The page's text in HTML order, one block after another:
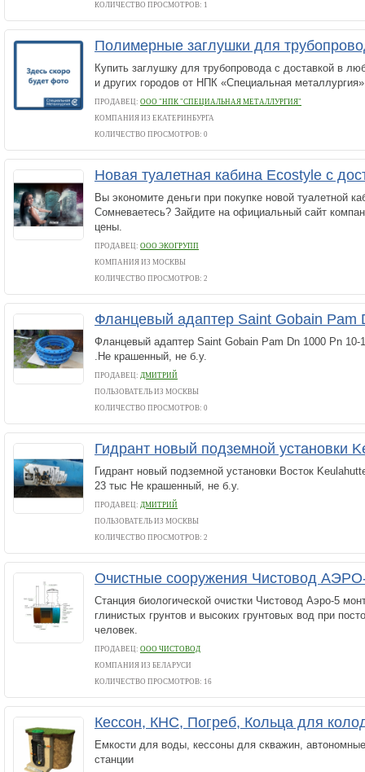
КОЛИЧЕСТВО ПРОСМОТРОВ: 1
Полимерные заглушки для
Купить заглушку для трубопровода с доставкой в
и других городов от НПК «Специальная металлургия»
ПРОДАВЕЦ: ООО "НПК "СПЕЦИАЛЬНАЯ МЕТАЛЛУРГИЯ"
КОМПАНИЯ ИЗ ЕКАТЕРИНБУРГА
КОЛИЧЕСТВО ПРОСМОТРОВ: 0
Новая туалетная кабина Ecostyle с
Вы экономите деньги при покупке новой туалетной
Сомневаетесь? Зайдите на официальный сайт
цены.
ПРОДАВЕЦ: ООО ЭКОГРУПП
КОМПАНИЯ ИЗ МОСКВЫ
КОЛИЧЕСТВО ПРОСМОТРОВ: 2
Фланцевый адаптер Saint Gobain Pam
Фланцевый адаптер Saint Gobain Pam Dn 1000 Pn 10-
.Не крашенный, не б.у.
ПРОДАВЕЦ: ДМИТРИЙ
ПОЛЬЗОВАТЕЛЬ ИЗ МОСКВЫ
КОЛИЧЕСТВО ПРОСМОТРОВ: 0
Гидрант новый подземной установки
Гидрант новый подземной установки Восток
23 тыс Не крашенный, не б.у.
ПРОДАВЕЦ: ДМИТРИЙ
ПОЛЬЗОВАТЕЛЬ ИЗ МОСКВЫ
КОЛИЧЕСТВО ПРОСМОТРОВ: 2
Очистные сооружения Чистовод
Станция биологической очистки Чистовод Аэро-5
глинистых грунтов и высоких грунтовых вод при
человек.
ПРОДАВЕЦ: ООО ЧИСТОВОД
КОМПАНИЯ ИЗ БЕЛАРУСИ
КОЛИЧЕСТВО ПРОСМОТРОВ: 16
Кессон, КНС, Погреб, Кольца для
Емкости для воды, кессоны для скважин,
станции